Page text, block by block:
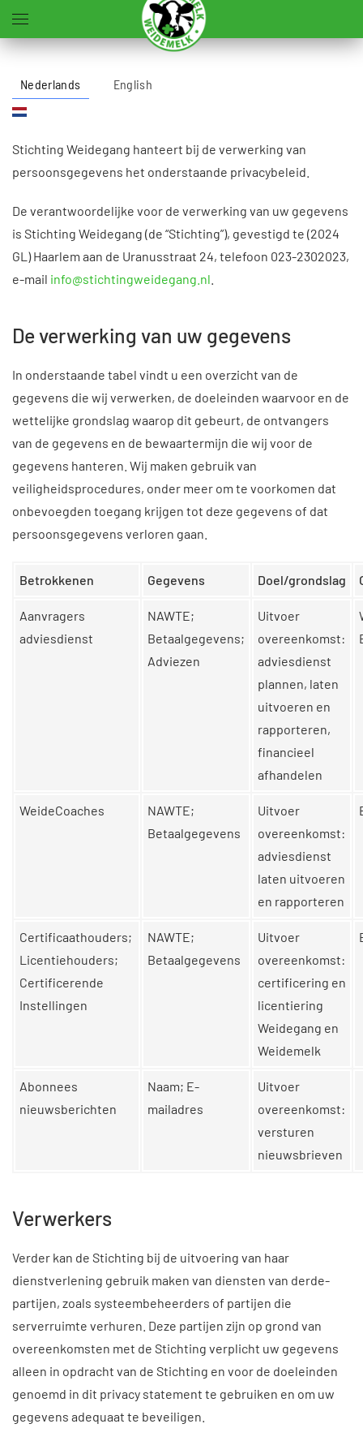
Terug naar hoofdinhoud
Nederlands English
Stichting Weidegang hanteert bij de verwerking van
persoonsgegevens het onderstaande privacybeleid.
De verantwoordelijke voor de verwerking van uw gegevens
is Stichting Weidegang (de “Stichting”), gevestigd te (2024
GL) Haarlem aan de Uranusstraat 24, telefoon 023-2302023,
e-mail info@stichtingweidegang.nl
De verwerking van uw gegevens
In onderstaande tabel vindt u een overzicht van de
gegevens die wij verwerken, de doeleinden waarvoor en de
wettelijke grondslag waarop dit gebeurt, de ontvangers
van de gegevens en de bewaartermijn die wij voor de
gegevens hanteren. Wij maken gebruik van
veiligheidsprocedures, onder meer om te voorkomen dat
onbevoegden toegang krijgen tot deze gegevens of dat
persoonsgegevens verloren gaan.
Betrokkenen Gegevens Doel/grondslag
Aanvragers
adviesdienst
NAWTE;
Betaalgegevens;
Adviezen
Uitvoer
overeenkomst:
adviesdienst
plannen, laten
uitvoeren en
rapporteren,
financieel
afhandelen
WeideCoaches
NAWTE;
Betaalgegevens
Uitvoer
overeenkomst:
adviesdienst
laten uitvoeren
en rapporteren
Certificaathouders;
Licentiehouders;
Certificerende
Instellingen
NAWTE;
Betaalgegevens
Uitvoer
overeenkomst:
certificering en
licentiering
Weidegang en
Weidemelk
Abonnees
nieuwsberichten
Naam; E-
mailadres
Uitvoer
overeenkomst:
versturen
nieuwsbrieven
Verwerkers
Verder kan de Stichting bij de uitvoering van haar
dienstverlening gebruik maken van diensten van derde-
partijen, zoals systeembeheerders of partijen die
serverruimte verhuren. Deze partijen zijn op grond van
overeenkomsten met de Stichting verplicht uw gegevens
alleen in opdracht van de Stichting en voor de doeleinden
genoemd in dit privacy statement te gebruiken en om uw
gegevens adequaat te beveiligen.